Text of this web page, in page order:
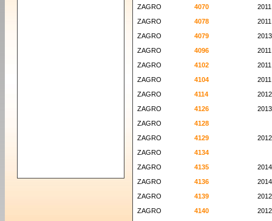
ZAGRO
4070
2011
ZAGRO
4078
2011
ZAGRO
4079
2013
ZAGRO
4096
2011
ZAGRO
4102
2011
ZAGRO
4104
2011
ZAGRO
4114
2012
ZAGRO
4126
2013
ZAGRO
4128
ZAGRO
4129
2012
ZAGRO
4134
ZAGRO
4135
2014
ZAGRO
4136
2014
ZAGRO
4139
2012
ZAGRO
4140
2012